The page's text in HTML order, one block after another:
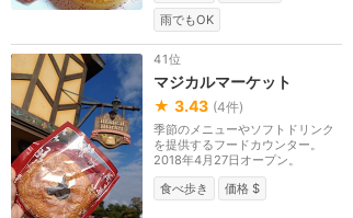
雨でもOK
41位
マジカルマーケット
★ 3.43 (4件)
季節のメニューやソフトドリンク
を提供するフードカウンター。
2018年4月27日オープン。
食べ歩き
価格 $